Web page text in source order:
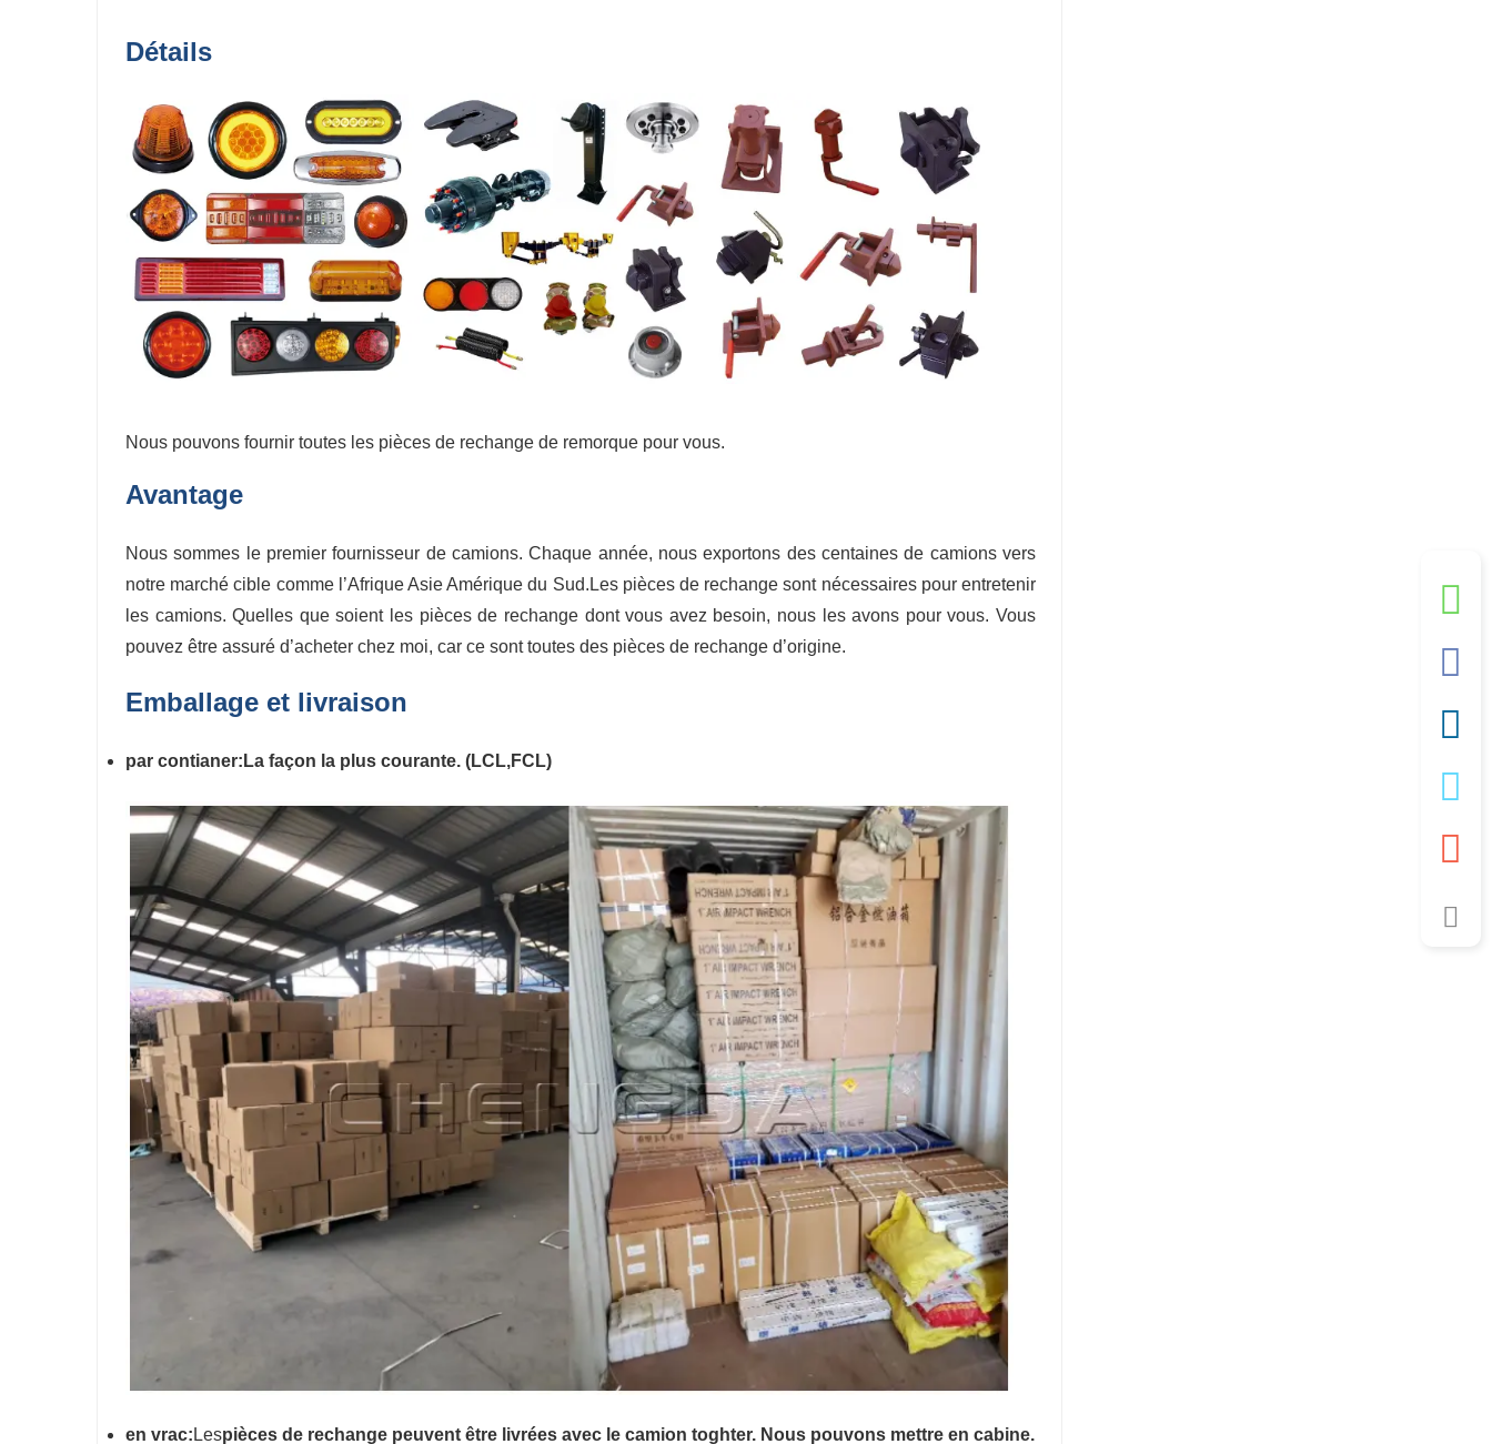
Détails
Nous pouvons fournir toutes les pièces de rechange de remorque pour vous.
Avantage
Nous sommes le premier fournisseur de camions. Chaque année, nous exportons des centaines de camions vers
notre marché cible comme l’Afrique Asie Amérique du Sud.Les pièces de rechange sont nécessaires pour entretenir
les camions. Quelles que soient les pièces de rechange dont vous avez besoin, nous les avons pour vous. Vous
pouvez être assuré d’acheter chez moi, car ce sont toutes des pièces de rechange d’origine.
Emballage et livraison
par contianer:La façon la plus courante. (LCL,FCL)
en vrac: Lespièces de rechange peuvent être livrées avec le camion toghter. Nous pouvons mettre en cabine.